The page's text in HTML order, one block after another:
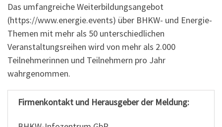
Das umfangreiche Weiterbildungsangebot
(https://www.energie.events) über BHKW- und Energie-
Themen mit mehr als 50 unterschiedlichen
Veranstaltungsreihen wird von mehr als 2.000
Teilnehmerinnen und Teilnehmern pro Jahr
wahrgenommen.
Firmenkontakt und Herausgeber der Meldung: